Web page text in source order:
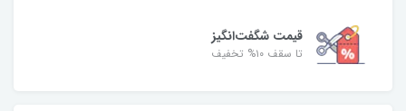
قیمت شگفت‌انگیز
تا سقف ۱۰% تخفیف